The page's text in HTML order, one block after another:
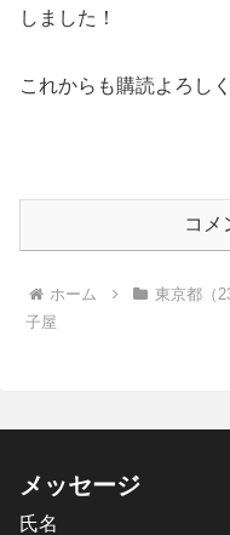
しました！
これからも購読よろし
コメ
ホーム 東京都（
子屋
メッセージ
氏名